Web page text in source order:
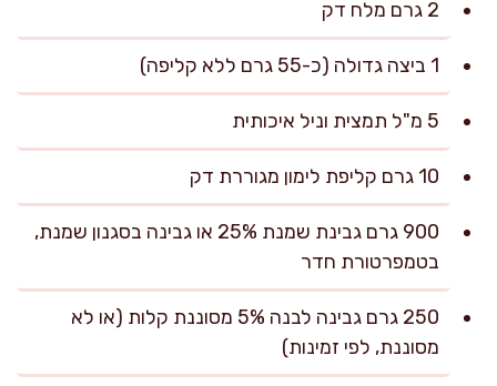
2 גרם מלח דק
1 ביצה גדולה (כ-55 גרם ללא קליפה)
5 מ"ל תמצית וניל איכותית
10 גרם קליפת לימון מגוררת דק
900 גרם גבינת שמנת 25% או גבינה בסגנון שמנת,
בטמפרטורת חדר
250 גרם גבינה לבנה 5% מסוננת קלות (או לא
מסוננת, לפי זמינות)